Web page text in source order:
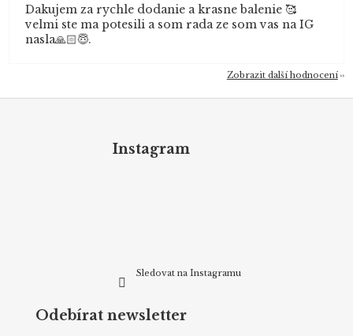
Dakujem za rychle dodanie a krasne balenie 🥰
velmi ste ma potesili a som rada ze som vas na IG
nasla🙏🏻😇.
Zobrazit další hodnocení
Instagram
Sledovat na Instagramu
Odebírat newsletter